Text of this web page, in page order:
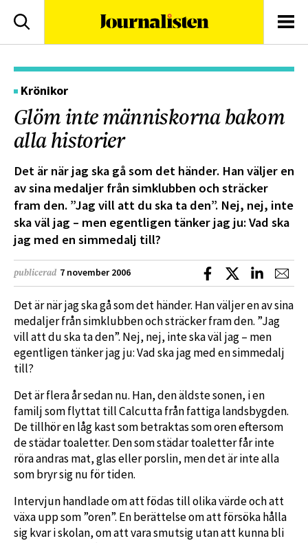
Sök
Krönikor
Glöm inte människorna bakom
alla historier
Det är när jag ska gå som det händer. Han väljer en
av sina medaljer från simklubben och sträcker
fram den. ”Jag vill att du ska ta den”. Nej, nej, inte
ska väl jag – men egentligen tänker jag ju: Vad ska
jag med en simmedalj till?
publicerad 7 november 2006 Dela på Facebook
Dela på XDela på
Det är när jag ska gå som det händer. Han väljer en av sina
medaljer från simklubben och sträcker fram den. ”Jag
vill att du ska ta den”. Nej, nej, inte ska väl jag – men
egentligen tänker jag ju: Vad ska jag med en simmedalj
till?
Det är flera år sedan nu. Han, den äldste sonen, i en
familj som flyttat till Calcutta från fattiga landsbygden.
De tillhör en låg kast som betraktas som oren eftersom
de städar toaletter. Den som städar toaletter får inte
röra andras mat, glas eller porslin, men det är inte alla
som bryr sig nu för tiden.
Intervjun handlade om att födas till olika värde och att
växa upp som ”oren”. En berättelse om att försöka hålla
sig kvar i skolan, om att vara smutsig utan att kunna bli